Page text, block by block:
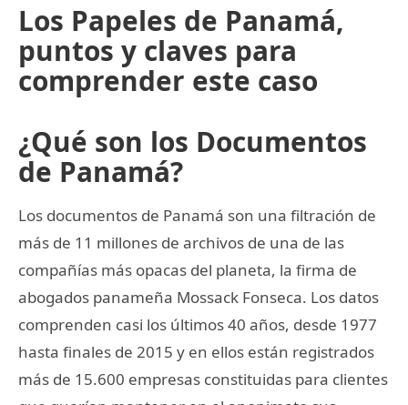
Los Papeles de Panamá,
puntos y claves para
comprender este caso
¿Qué son los Documentos
de Panamá?
Los documentos de Panamá son una filtración de
más de 11 millones de archivos de una de las
compañías más opacas del planeta, la firma de
abogados panameña Mossack Fonseca. Los datos
comprenden casi los últimos 40 años, desde 1977
hasta finales de 2015 y en ellos están registrados
más de 15.600 empresas constituidas para clientes